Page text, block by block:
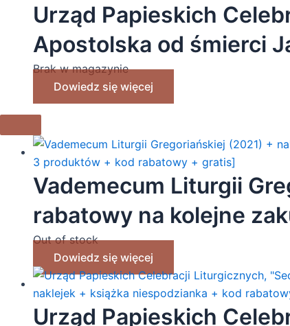
Urząd Papieskich
Apostolska od śmierci
naklejek + książka
Brak w magazynie
Dowiedz się więcej
Vademecum Liturgii
rabatowy na kolejne
produktów + kod
Out of stock
Dowiedz się więcej
Urząd Papieskich